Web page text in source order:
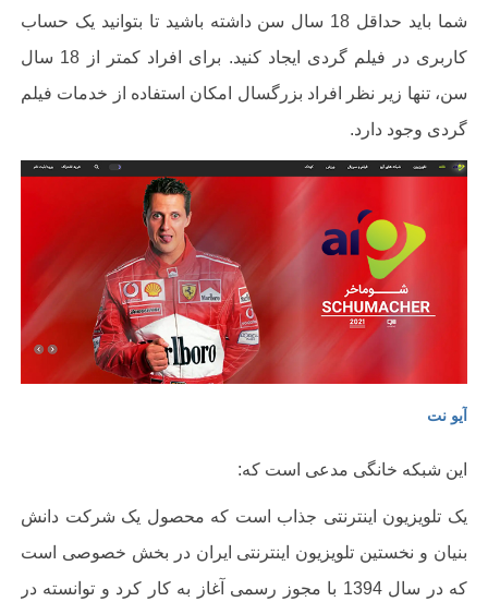
شما باید حداقل 18 سال سن داشته باشید تا بتوانید یک حساب
کاربری در فیلم گردی ایجاد کنید. برای افراد کمتر از 18 سال
سن، تنها زیر نظر افراد بزرگسال امکان استفاده از خدمات فیلم
گردی وجود دارد.
آیو نت
این شبکه خانگی مدعی است که:
یک تلویزیون اینترنتی جذاب است که محصول یک شرکت دانش
بنیان و نخستین تلویزیون اینترنتی ایران در بخش خصوصی است
که در سال 1394 با مجوز رسمی آغاز به کار کرد و توانسته در